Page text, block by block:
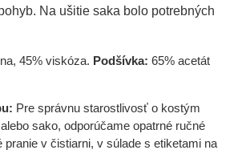
Na ušitie saka bolo potrebných
45% viskóza. Podšívka: 65% acetát
Pre správnu starostlivosť o kostým
sako, odporúčame opatrné ručné
pranie v čistiarni, v súlade s etiketami na